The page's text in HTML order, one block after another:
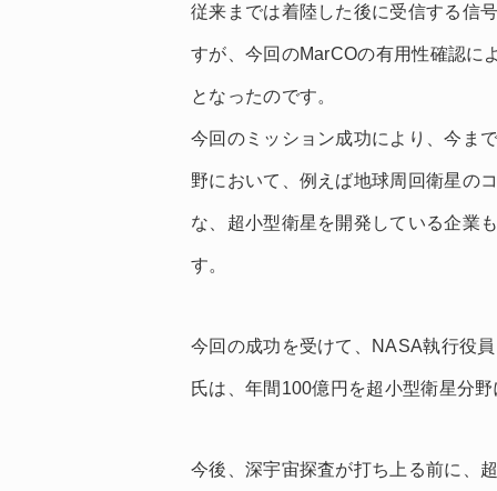
従来までは着陸した後に受信する信
すが、今回のMarCOの有用性確認に
となったのです。
今回のミッション成功により、今ま
野において、例えば地球周回衛星の
な、超小型衛星を開発している企業
す。
今回の成功を受けて、NASA執行役
氏は、年間100億円を超小型衛星分
今後、深宇宙探査が打ち上る前に、